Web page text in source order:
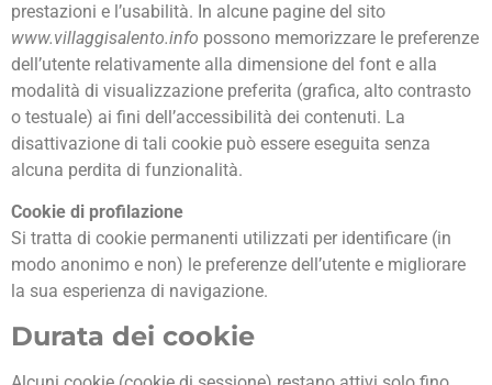
prestazioni e l’usabilità. In alcune pagine del sito
www.villaggisalento.info possono memorizzare le preferenze
dell’utente relativamente alla dimensione del font e alla
modalità di visualizzazione preferita (grafica, alto contrasto
o testuale) ai fini dell’accessibilità dei contenuti. La
disattivazione di tali cookie può essere eseguita senza
alcuna perdita di funzionalità.
Cookie di profilazione
Si tratta di cookie permanenti utilizzati per identificare (in
modo anonimo e non) le preferenze dell’utente e migliorare
la sua esperienza di navigazione.
Durata dei cookie